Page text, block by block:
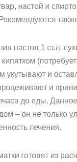
настой и
настоя 1 ст.л.
укутывают и
и
до еды.
– он не только
лечения.
готовят из